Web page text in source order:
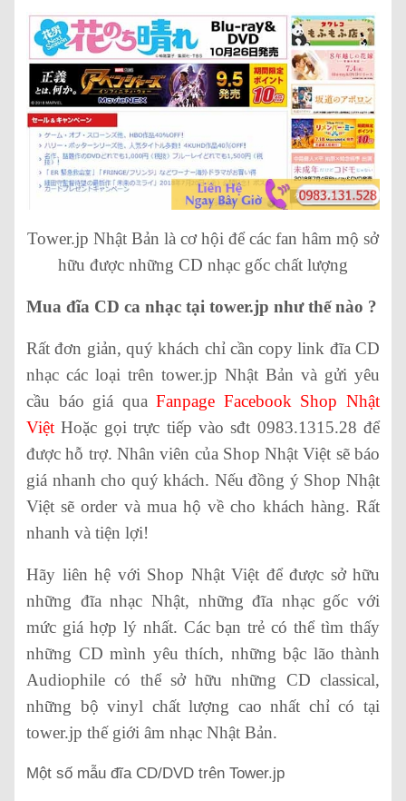
Tower.jp Nhật Bản là cơ hội để các fan hâm mộ sở
hữu được những CD nhạc gốc chất lượng
Mua đĩa CD ca nhạc tại tower.jp như thế nào ?
Rất đơn giản, quý khách chỉ cần copy link đĩa CD
nhạc các loại trên tower.jp Nhật Bản và gửi yêu
cầu báo giá quaFanpage Facebook Shop Nhật
Việt Hoặc gọi trực tiếp vào sđt 0983.1315.28 để
được hỗ trợ. Nhân viên của Shop Nhật Việt sẽ báo
giá nhanh cho quý khách. Nếu đồng ý Shop Nhật
Việt sẽ order và mua hộ về cho khách hàng. Rất
nhanh và tiện lợi!
Hãy liên hệ với Shop Nhật Việt để được sở hữu
những đĩa nhạc Nhật, những đĩa nhạc gốc với
mức giá hợp lý nhất. Các bạn trẻ có thể tìm thấy
những CD mình yêu thích, những bậc lão thành
Audiophile có thể sở hữu những CD classical,
những bộ vinyl chất lượng cao nhất chỉ có tại
tower.jp thế giới âm nhạc Nhật Bản.
Một số mẫu đĩa CD/DVD trên Tower.jp